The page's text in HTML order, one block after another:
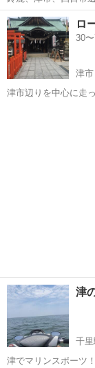
三重 鈴鹿市
ロ
30
津市
津市辺りを中心に走
津
千里
津でマリンスポーツ